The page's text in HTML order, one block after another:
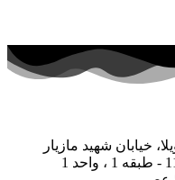
خیابان شهید مازیار